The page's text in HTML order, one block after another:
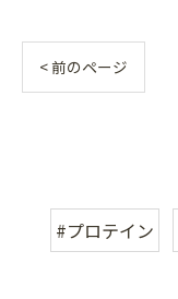
< 前のページ
#プロテイン